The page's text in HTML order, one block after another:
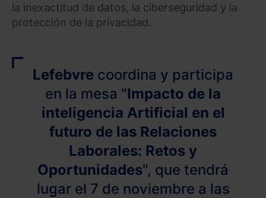
la inexactitud de datos, la ciberseguridad y la
protección de la privacidad.
Lefebvre coordina y participa
en la mesa "Impacto de la
inteligencia Artificial en el
futuro de las Relaciones
Laborales: Retos y
Oportunidades", que tendrá
lugar el 7 de noviembre a las